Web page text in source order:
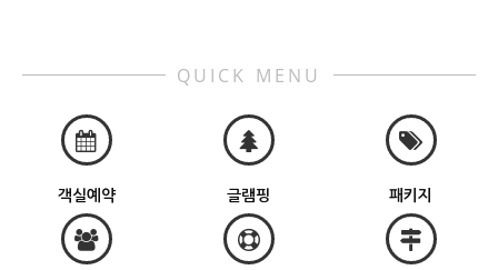
QUICK MENU
객실예약 글램핑 패키지